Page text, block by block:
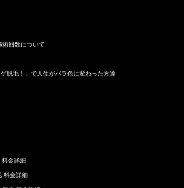
回数について
脱毛！」で人生がバラ色に変わった方達
金詳細
料金詳細